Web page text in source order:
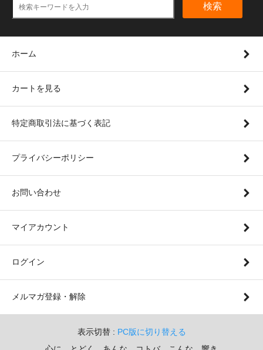
検索
ホーム
カートを見る
特定商取引法に基づく表記
プライバシーポリシー
お問い合わせ
マイアカウント
ログイン
メルマガ登録・解除
表示切替 : PC版に切り替える